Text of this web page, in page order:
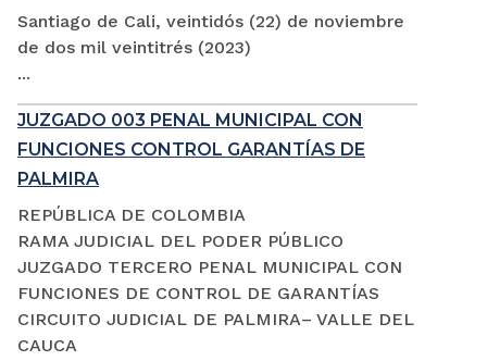
Santiago de Cali, veintidós (22) de noviembre
de dos mil veintitrés (2023)
...
JUZGADO 003 PENAL MUNICIPAL CON
FUNCIONES CONTROL GARANTÍAS DE
PALMIRA
REPÚBLICA DE COLOMBIA
RAMA JUDICIAL DEL PODER PÚBLICO
JUZGADO TERCERO PENAL MUNICIPAL CON
FUNCIONES DE CONTROL DE GARANTÍAS
CIRCUITO JUDICIAL DE PALMIRA– VALLE DEL
CAUCA